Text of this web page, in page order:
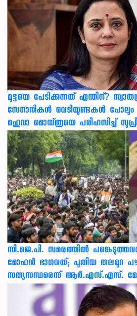
മുട്ടയെ പേടിക്കുന്നത് എന്തിന്?
സേനാനികൾ വെടിയുണ്ടകൾ പോലും
മഹുവാ മൊയ്ത്രയെ പരിഹസിച്ച്
സി.ജെ.പി. സമരത്തിൽ
മോഹൻ ഭാഗവത്; പുതിയ തലമുറ
സത്യസന്ധരെന്ന് ആർ.എസ്.എസ്.